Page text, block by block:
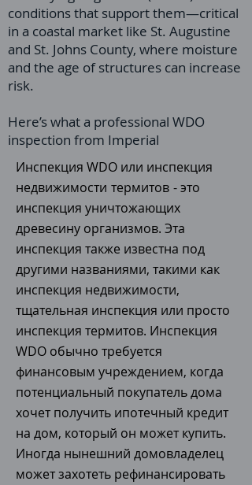
conditions that support them—critical
in a coastal market like St. Augustine
and St. Johns County, where moisture
and the age of structures can increase
risk.
Here’s what a professional WDO
inspection from Imperial
Инспекция WDO или инспекция
недвижимости термитов - это
инспекция уничтожающих
древесину организмов. Эта
инспекция также известна под
другими названиями, такими как
инспекция недвижимости,
тщательная инспекция или просто
инспекция термитов. Инспекция
WDO обычно требуется
финансовым учреждением, когда
потенциальный покупатель дома
хочет получить ипотечный кредит
на дом, который он может купить.
Иногда нынешний домовладелец
может захотеть рефинансировать